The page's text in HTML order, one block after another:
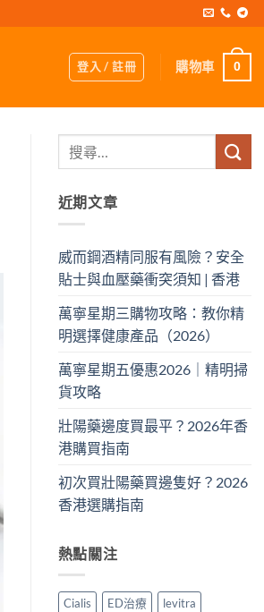
登入 / 註冊 購物車 0
近期文章
威而鋼酒精同服有風險？安全
貼士與血壓藥衝突須知 | 香港
萬寧星期三購物攻略：教你精
明選擇健康產品（2026）
萬寧星期五優惠2026｜精明掃
貨攻略
壯陽藥邊度買最平？2026年香
港購買指南
初次買壯陽藥買邊隻好？2026
香港選購指南
熱點關注
Cialis ED治療
levitra